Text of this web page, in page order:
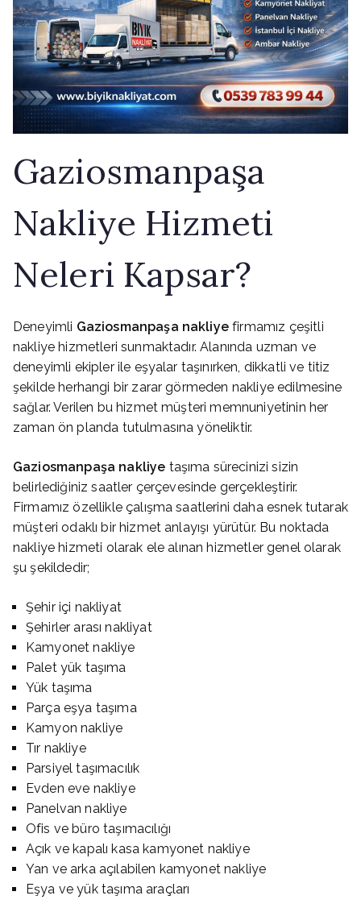
Gaziosmanpaşa
Nakliye Hizmeti
Neleri Kapsar?
Deneyimli Gaziosmanpaşa nakliyefirmamız çeşitli
nakliye hizmetleri sunmaktadır. Alanında uzman ve
deneyimli ekipler ile eşyalar taşınırken, dikkatli ve titiz
şekilde herhangi bir zarar görmeden nakliye edilmesine
sağlar. Verilen bu hizmet müşteri memnuniyetinin her
zaman ön planda tutulmasına yöneliktir.
Gaziosmanpaşa nakliye taşıma sürecinizi sizin
belirlediğiniz saatler çerçevesinde gerçekleştirir.
Firmamız özellikle çalışma saatlerini daha esnek tutarak
müşteri odaklı bir hizmet anlayışı yürütür. Bu noktada
nakliye hizmeti olarak ele alınan hizmetler genel olarak
şu şekildedir;
Şehir içi nakliyat
Şehirler arası nakliyat
Kamyonet nakliye
Palet yük taşıma
Yük taşıma
Parça eşya taşıma
Kamyon nakliye
Tır nakliye
Parsiyel taşımacılık
Evden eve nakliye
Panelvan nakliye
Ofis ve büro taşımacılığı
Açık ve kapalı kasa kamyonet nakliye
Yan ve arka açılabilen kamyonet nakliye
Eşya ve yük taşıma araçları